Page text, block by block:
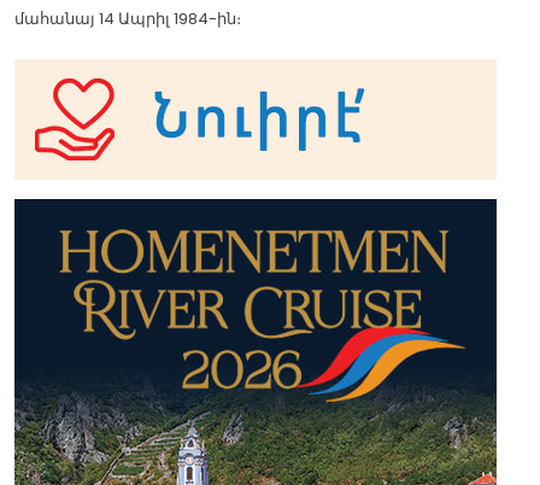
մահանայ 14 Ապրիլ 1984-ին։